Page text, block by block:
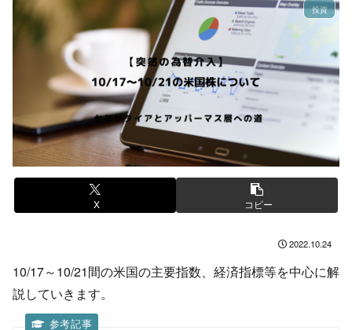
投資
X コピー
2022.10.24
10/17～10/21間の米国の主要指数、経済指標等を中心に解
説していきます。